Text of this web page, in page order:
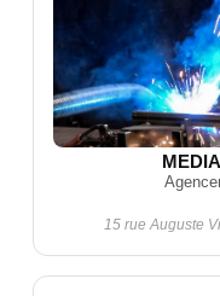
15 rue Auguste